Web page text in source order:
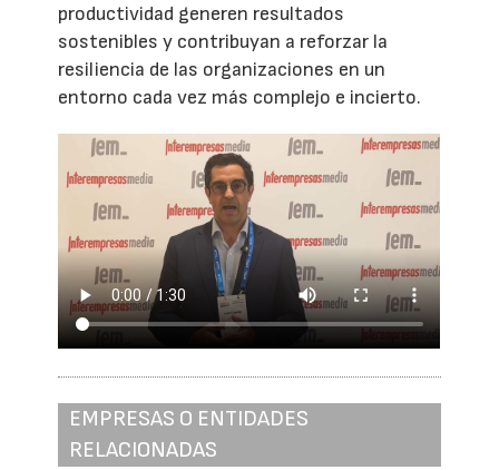
productividad generen resultados
sostenibles y contribuyan a reforzar la
resiliencia de las organizaciones en un
entorno cada vez más complejo e incierto.
EMPRESAS O ENTIDADES
RELACIONADAS